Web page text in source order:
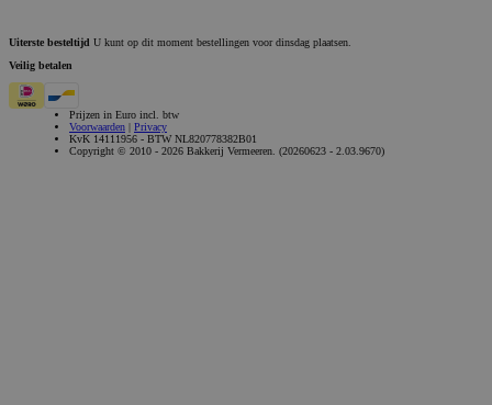
Uiterste besteltijd U kunt op dit moment bestellingen voor dinsdag plaatsen.
Veilig betalen
Prijzen in Euro incl. btw
Voorwaarden
Privacy
KvK 14111956 - BTW NL820778382B01
Copyright © 2010 - 2026 Bakkerij Vermeeren. (20260623 - 2.03.9670)